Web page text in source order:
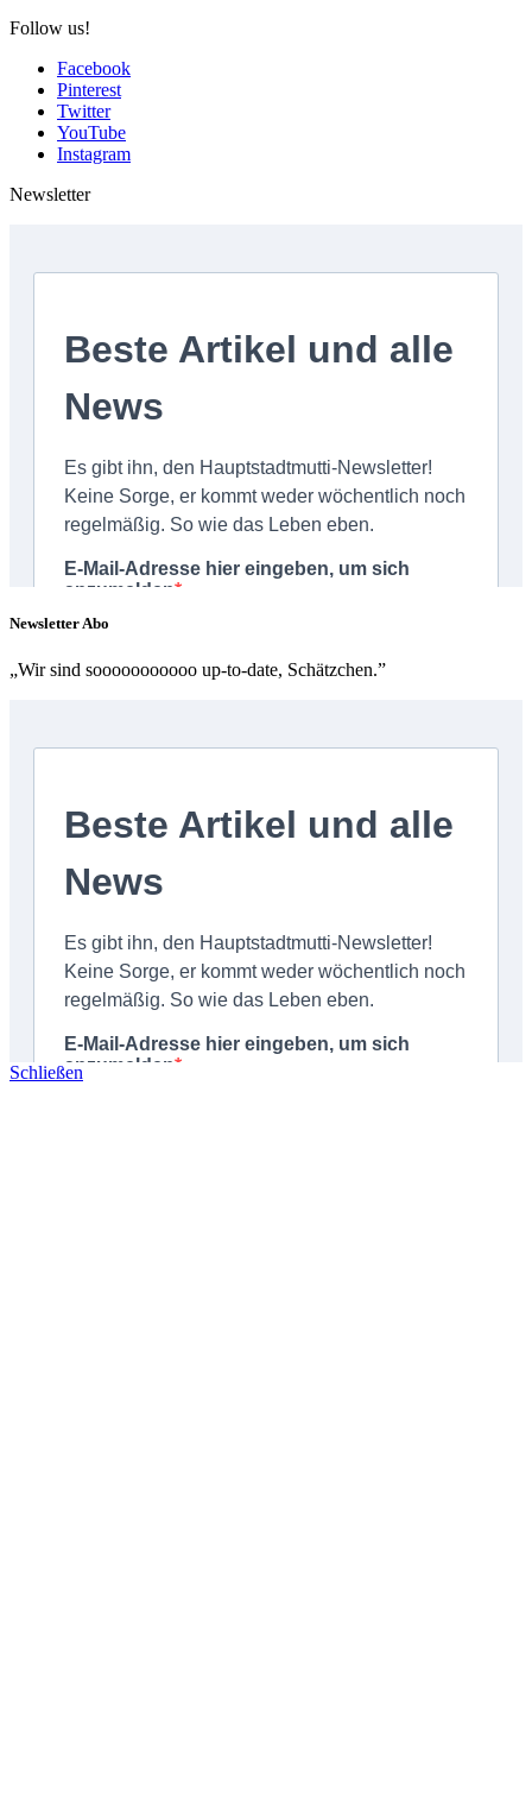
Follow us!
Facebook
Pinterest
Twitter
YouTube
Instagram
Newsletter
Newsletter Abo
„Wir sind sooooooooooo up-to-date, Schätzchen.”
Schließen